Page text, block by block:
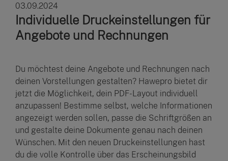
03.09.2024
Individuelle Druckeinstellungen für
Angebote und Rechnungen
Du möchtest deine Angebote und Rechnungen nach
deinen Vorstellungen gestalten? Hawepro bietet dir
jetzt die Möglichkeit, dein PDF-Layout individuell
anzupassen! Bestimme selbst, welche Informationen
angezeigt werden sollen, passe die Schriftgrößen an
und gestalte deine Dokumente genau nach deinen
Wünschen. Mit den neuen Druckeinstellungen hast
du die volle Kontrolle über das Erscheinungsbild